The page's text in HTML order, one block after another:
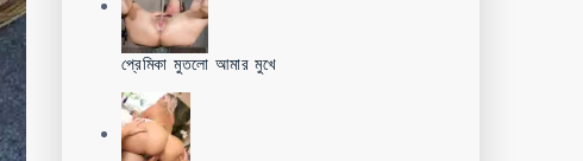
প্রেমিকা মুতলো আমার মুখে